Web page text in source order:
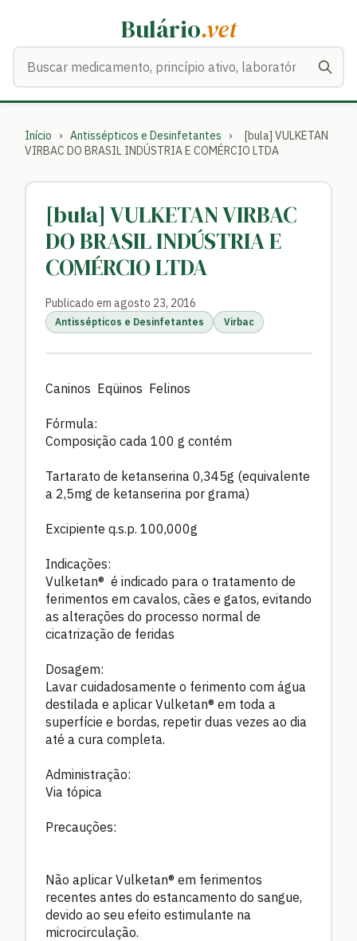
Bulário.vet
Início › Antissépticos e Desinfetantes ›
[bula] VULKETAN
VIRBAC DO BRASIL INDÚSTRIA E COMÉRCIO LTDA
[bula] VULKETAN VIRBAC
DO BRASIL INDÚSTRIA E
COMÉRCIO LTDA
Publicado em agosto 23, 2016
Antissépticos e Desinfetantes Virbac
Caninos Eqüinos Felinos
Fórmula:
Composição cada 100 g contém
Tartarato de ketanserina 0,345g (equivalente
a 2,5mg de ketanserina por grama)
Excipiente q.s.p. 100,000g
Indicações:
Vulketan® é indicado para o tratamento de
ferimentos em cavalos, cães e gatos, evitando
as alterações do processo normal de
cicatrização de feridas
Dosagem:
Lavar cuidadosamente o ferimento com água
destilada e aplicar Vulketan® em toda a
superfície e bordas, repetir duas vezes ao dia
até a cura completa.
Administração:
Via tópica
Precauções:
Não aplicar Vulketan® em ferimentos
recentes antes do estancamento do sangue,
devido ao seu efeito estimulante na
microcirculação.